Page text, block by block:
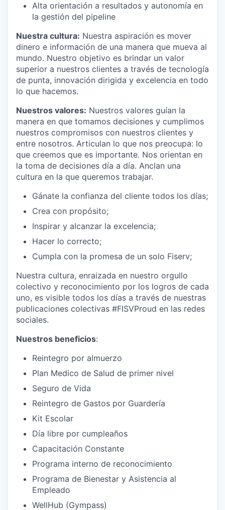
Alta orientación a resultados y autonomía en
la gestión del pipeline
Nuestra cultura: Nuestra aspiración es mover
dinero e información de una manera que mueva al
mundo. Nuestro objetivo es brindar un valor
superior a nuestros clientes a través de tecnología
de punta, innovación dirigida y excelencia en todo
lo que hacemos.
Nuestros valores: Nuestros valores guían la
manera en que tomamos decisiones y cumplimos
nuestros compromisos con nuestros clientes y
entre nosotros. Articulan lo que nos preocupa: lo
que creemos que es importante. Nos orientan en
la toma de decisiones día a día. Anclan una
cultura en la que queremos trabajar.
Gánate la confianza del cliente todos los días;
Crea con propósito;
Inspirar y alcanzar la excelencia;
Hacer lo correcto;
Cumpla con la promesa de un solo Fiserv;
Nuestra cultura, enraizada en nuestro orgullo
colectivo y reconocimiento por los logros de cada
uno, es visible todos los días a través de nuestras
publicaciones colectivas #FISVProud en las redes
sociales.
Nuestros beneficios:
Reintegro por almuerzo
Plan Medico de Salud de primer nivel
Seguro de Vida
Reintegro de Gastos por Guardería
Kit Escolar
Día libre por cumpleaños
Capacitación Constante
Programa interno de reconocimiento
Programa de Bienestar y Asistencia al
Empleado
WellHub (Gympass)